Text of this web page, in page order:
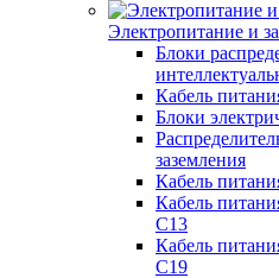
Электропитание и
Блоки
Кабель
Блоки
заземления
Кабель
Кабель
C13
Кабель
C19